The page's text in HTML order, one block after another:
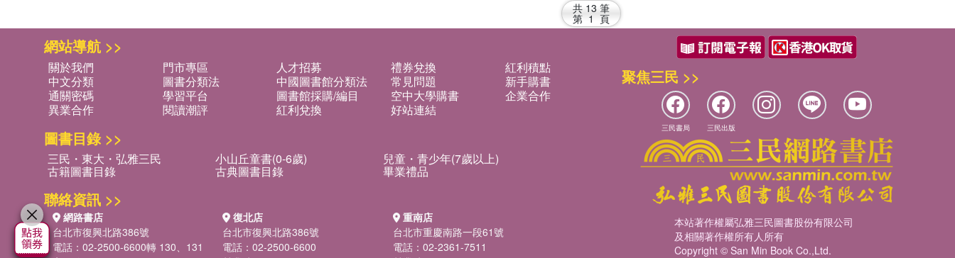
共 13 筆
第 1 頁
網站導航 >>
關於我們 門市專區 人才招募 禮券兌換
紅利積點
中文分類
圖書分類法 中國圖書館分類法 常見問題
新手購書
通關密碼
學習平台 圖書館採購/編目 空中大學購書
企業合作
異業合作
閱讀潮評 紅利兌換 好站連結
圖書目錄 >>
三民・東大・弘雅三民 小山丘童書(0-6歲) 兒童・青少年(7歲以上)
古籍圖書目錄 古典圖書目錄 畢業禮品
聯絡資訊 >>
網路書店
台北市復興北路386號
電話：02-2500-6600轉 130、131
復北店
台北市復興北路386號
電話：02-2500-6600
重南店
台北市重慶南路一段61號
電話：02-2361-7511
聚焦三民 >>
三民書局 三民出版
本站著作權屬弘雅三民圖書股份有限公司
及相關著作權所有人所有
Copyright © San Min Book Co.,Ltd.